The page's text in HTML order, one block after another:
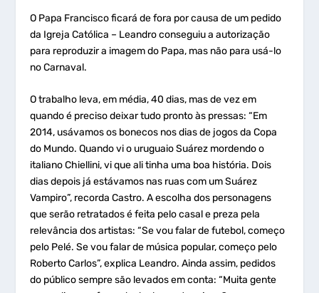
O Papa Francisco ficará de fora por causa de um pedido
da Igreja Católica – Leandro conseguiu a autorização
para reproduzir a imagem do Papa, mas não para usá-lo
no Carnaval.
O trabalho leva, em média, 40 dias, mas de vez em
quando é preciso deixar tudo pronto às pressas: “Em
2014, usávamos os bonecos nos dias de jogos da Copa
do Mundo. Quando vi o uruguaio Suárez mordendo o
italiano Chiellini, vi que ali tinha uma boa história. Dois
dias depois já estávamos nas ruas com um Suárez
Vampiro”, recorda Castro. A escolha dos personagens
que serão retratados é feita pelo casal e preza pela
relevância dos artistas: “Se vou falar de futebol, começo
pelo Pelé. Se vou falar de música popular, começo pelo
Roberto Carlos”, explica Leandro. Ainda assim, pedidos
do público sempre são levados em conta: “Muita gente